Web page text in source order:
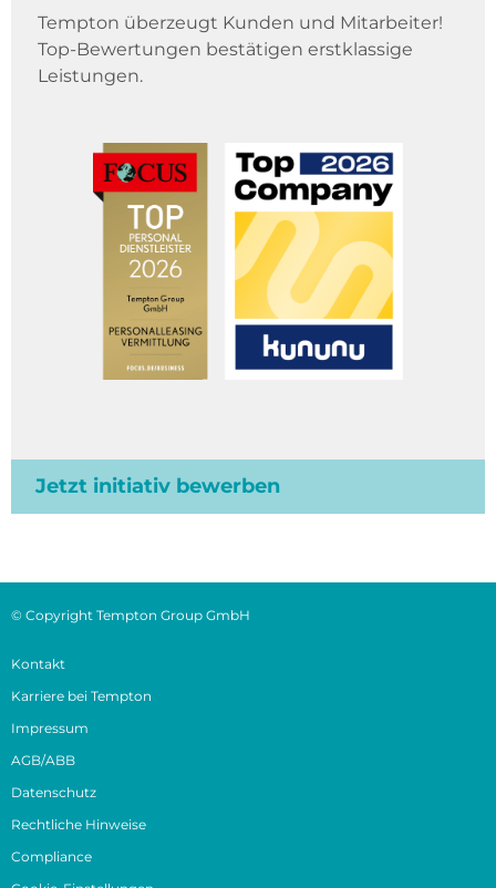
Tempton überzeugt Kunden und Mitarbeiter!
Top-Bewertungen bestätigen erstklassige
Leistungen.
Jetzt initiativ bewerben
© Copyright Tempton Group GmbH
Kontakt
Karriere bei Tempton
Impressum
AGB/ABB
Datenschutz
Rechtliche Hinweise
Compliance